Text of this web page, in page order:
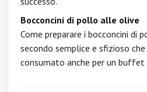
Bocconcini di pollo alle olive
Come preparare i bocconcini di
secondo semplice e sfizioso
consumato anche per un buffet